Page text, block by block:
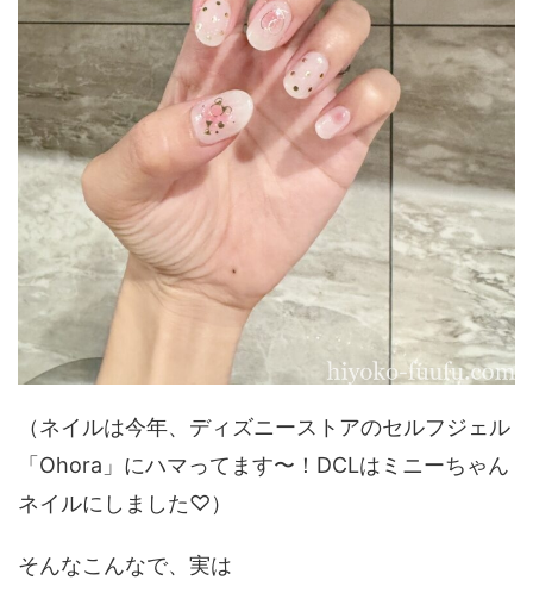
（ネイルは今年、ディズニーストアのセルフジェル
「Ohora」にハマってます〜！DCLはミニーちゃん
ネイルにしました♡）
そんなこんなで、実は